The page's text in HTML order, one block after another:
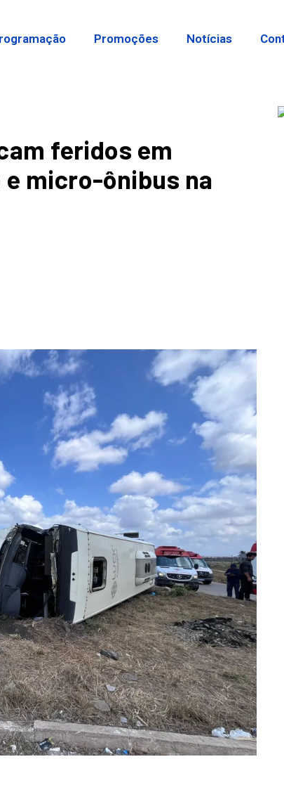
Promoções Notícias
feridos em
micro-ônibus na